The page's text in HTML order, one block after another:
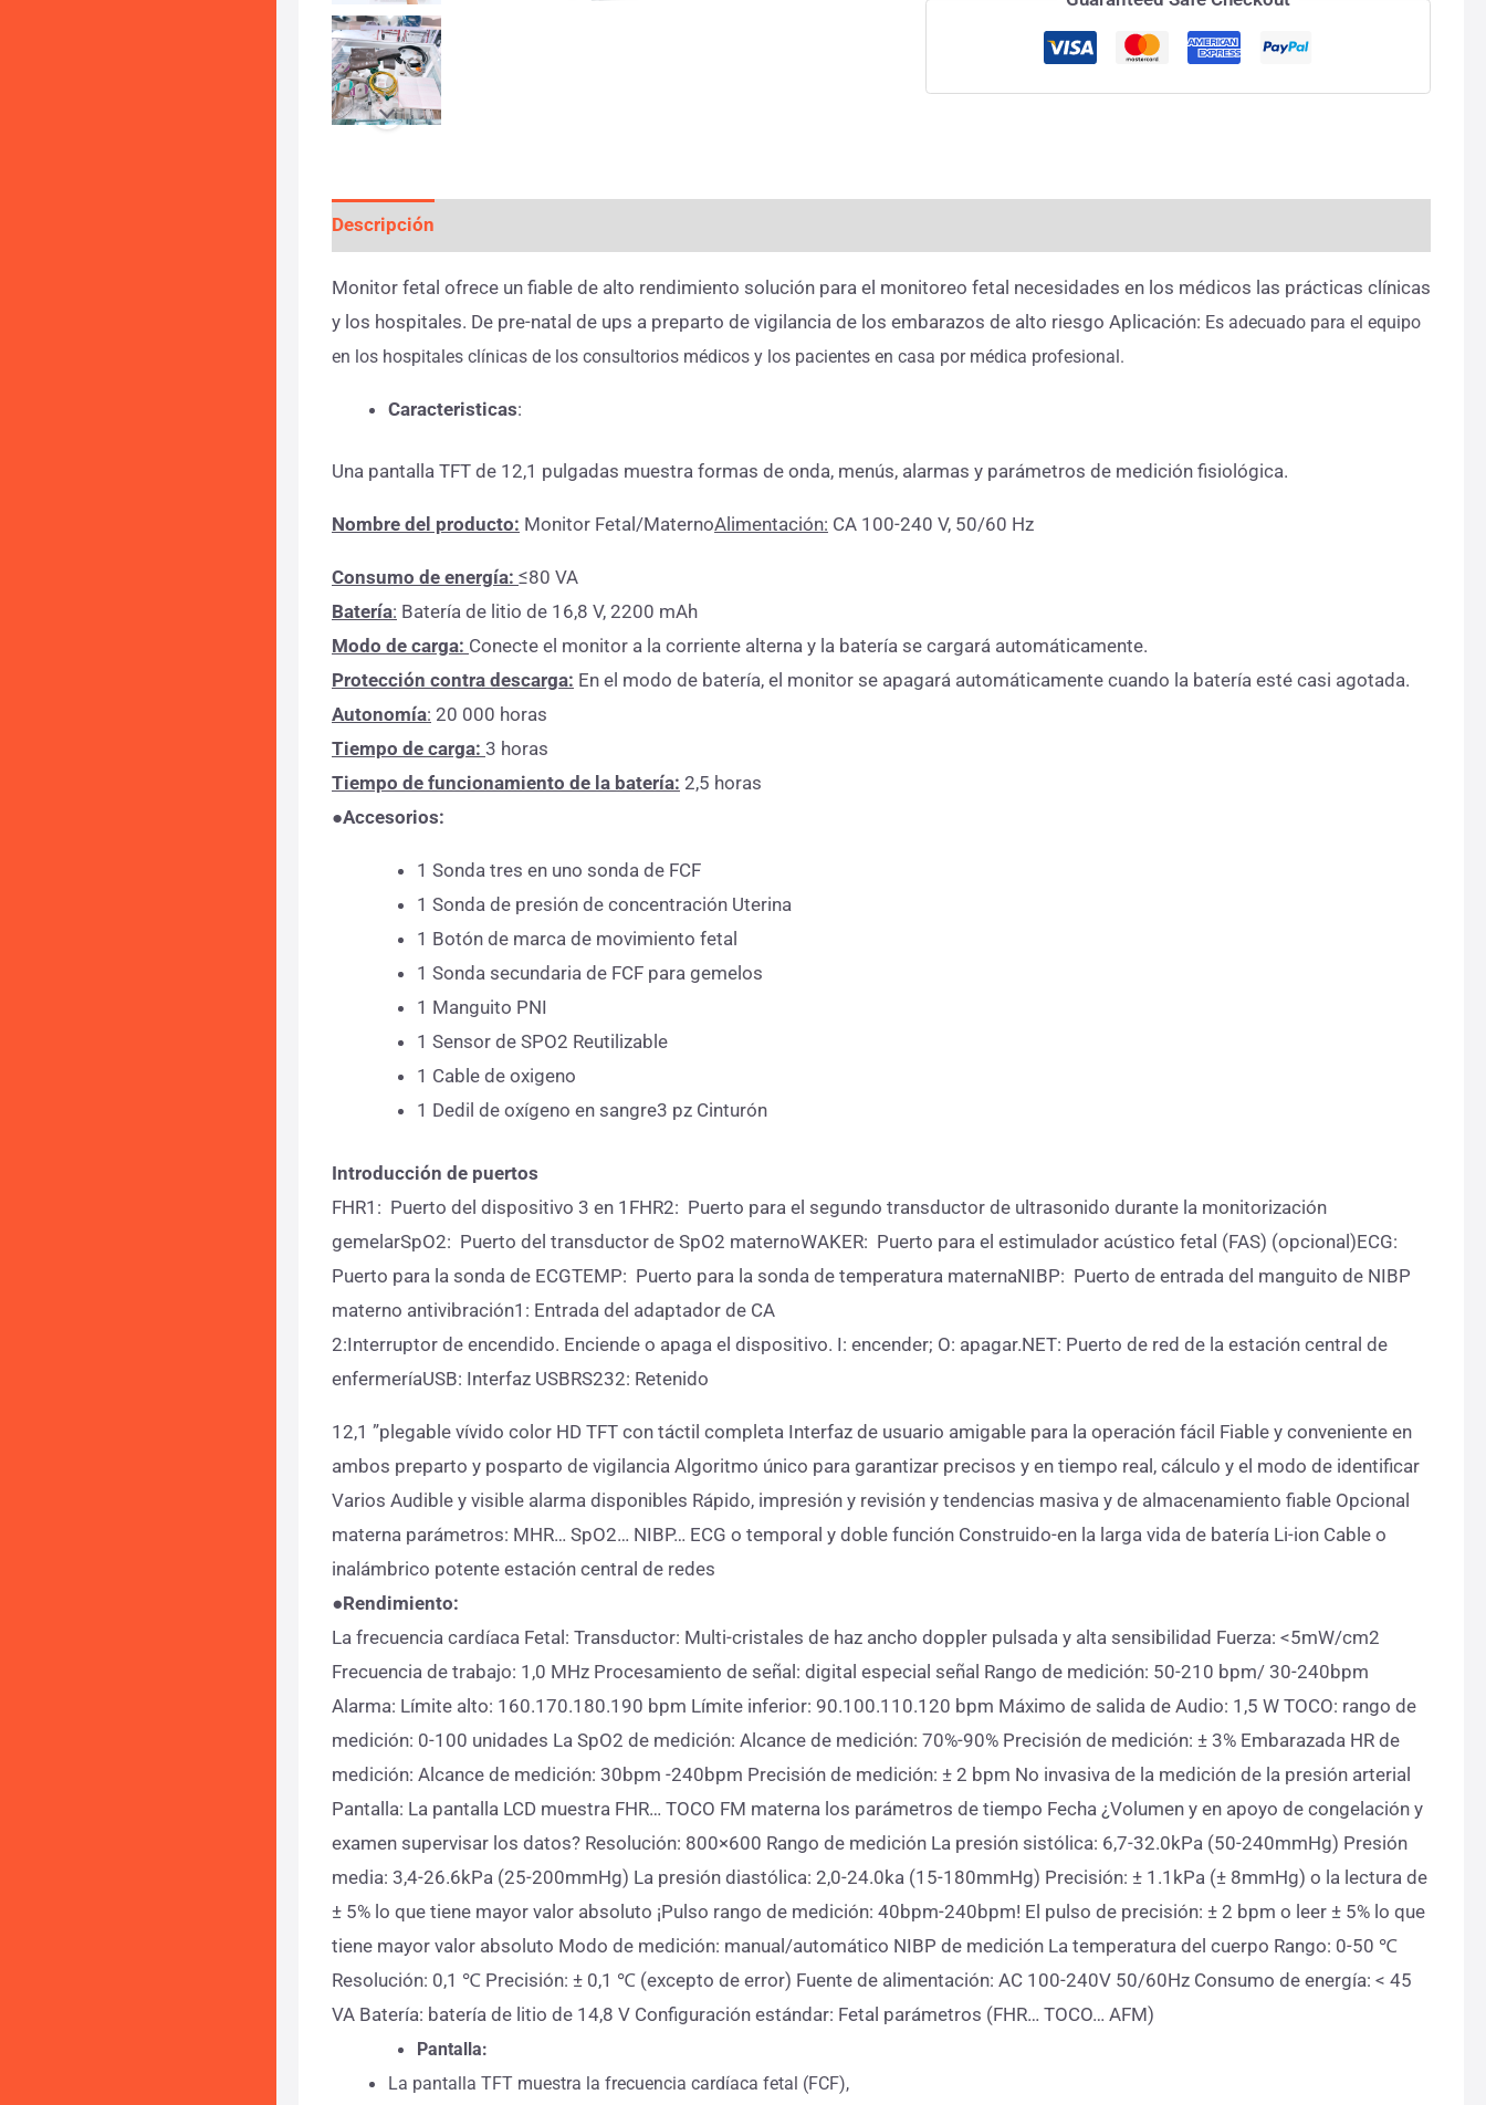
Descripción
Monitor fetal ofrece un fiable de alto rendimiento solución para el monitoreo fetal necesidades en los médicos las prácticas clínicas
y los hospitales. De pre-natal de ups a preparto de vigilancia de los embarazos de alto riesgo Aplicación: Es adecuado para el equipo
en los hospitales clínicas de los consultorios médicos y los pacientes en casa por médica profesional.
Caracteristicas:
Una pantalla TFT de 12,1 pulgadas muestra formas de onda, menús, alarmas y parámetros de medición fisiológica.
Nombre del producto: Monitor Fetal/MaternoAlimentación: CA 100-240 V, 50/60 Hz
Consumo de energía: ≤80 VA
Batería: Batería de litio de 16,8 V, 2200 mAh
Modo de carga: Conecte el monitor a la corriente alterna y la batería se cargará automáticamente.
Protección contra descarga: En el modo de batería, el monitor se apagará automáticamente cuando la batería esté casi agotada.
Autonomía: 20 000 horas
Tiempo de carga: 3 horas
Tiempo de funcionamiento de la batería: 2,5 horas
●Accesorios:
1 Sonda tres en uno sonda de FCF
1 Sonda de presión de concentración Uterina
1 Botón de marca de movimiento fetal
1 Sonda secundaria de FCF para gemelos
1 Manguito PNI
1 Sensor de SPO2 Reutilizable
1 Cable de oxigeno
1 Dedil de oxígeno en sangre3 pz Cinturón
Introducción de puertos
FHR1: Puerto del dispositivo 3 en 1FHR2: Puerto para el segundo transductor de ultrasonido durante la monitorización
gemelarSpO2: Puerto del transductor de SpO2 maternoWAKER: Puerto para el estimulador acústico fetal (FAS) (opcional)ECG:
Puerto para la sonda de ECGTEMP: Puerto para la sonda de temperatura maternaNIBP: Puerto de entrada del manguito de NIBP
materno antivibración1: Entrada del adaptador de CA
2:Interruptor de encendido. Enciende o apaga el dispositivo. I: encender; O: apagar.NET: Puerto de red de la estación central de
enfermeríaUSB: Interfaz USBRS232: Retenido
12,1 ”plegable vívido color HD TFT con táctil completa Interfaz de usuario amigable para la operación fácil Fiable y conveniente en
ambos preparto y posparto de vigilancia Algoritmo único para garantizar precisos y en tiempo real, cálculo y el modo de identificar
Varios Audible y visible alarma disponibles Rápido, impresión y revisión y tendencias masiva y de almacenamiento fiable Opcional
materna parámetros: MHR… SpO2… NIBP… ECG o temporal y doble función Construido-en la larga vida de batería Li-ion Cable o
inalámbrico potente estación central de redes
●Rendimiento:
La frecuencia cardíaca Fetal: Transductor: Multi-cristales de haz ancho doppler pulsada y alta sensibilidad Fuerza: <5mW/cm2
Frecuencia de trabajo: 1,0 MHz Procesamiento de señal: digital especial señal Rango de medición: 50-210 bpm/ 30-240bpm
Alarma: Límite alto: 160.170.180.190 bpm Límite inferior: 90.100.110.120 bpm Máximo de salida de Audio: 1,5 W TOCO: rango de
medición: 0-100 unidades La SpO2 de medición: Alcance de medición: 70%-90% Precisión de medición: ± 3% Embarazada HR de
medición: Alcance de medición: 30bpm -240bpm Precisión de medición: ± 2 bpm No invasiva de la medición de la presión arterial
Pantalla: La pantalla LCD muestra FHR… TOCO FM materna los parámetros de tiempo Fecha ¿Volumen y en apoyo de congelación y
examen supervisar los datos? Resolución: 800×600 Rango de medición La presión sistólica: 6,7-32.0kPa (50-240mmHg) Presión
media: 3,4-26.6kPa (25-200mmHg) La presión diastólica: 2,0-24.0ka (15-180mmHg) Precisión: ± 1.1kPa (± 8mmHg) o la lectura de
± 5% lo que tiene mayor valor absoluto ¡Pulso rango de medición: 40bpm-240bpm! El pulso de precisión: ± 2 bpm o leer ± 5% lo que
tiene mayor valor absoluto Modo de medición: manual/automático NIBP de medición La temperatura del cuerpo Rango: 0-50 ℃
Resolución: 0,1 ℃ Precisión: ± 0,1 ℃ (excepto de error) Fuente de alimentación: AC 100-240V 50/60Hz Consumo de energía: < 45
VA Batería: batería de litio de 14,8 V Configuración estándar: Fetal parámetros (FHR… TOCO… AFM)
Pantalla:
La pantalla TFT muestra la frecuencia cardíaca fetal (FCF),